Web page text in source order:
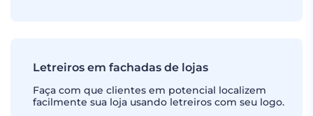
Letreiros em fachadas de lojas
Faça com que clientes em potencial localizem
facilmente sua loja usando letreiros com seu logo.